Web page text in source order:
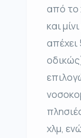
από το
και
απέχει
χλμ,